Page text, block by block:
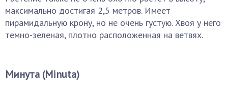
максимально достигая 2,5 метров. Имеет
пирамидальную крону, но не очень густую. Хвоя у него
темно-зеленая, плотно расположенная на ветвях.
Минута (Minuta)